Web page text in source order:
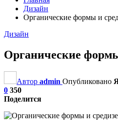
Дизайн
Органические формы и
Дизайн
Органические
Автор admin Опубликовано
0 350
Поделится